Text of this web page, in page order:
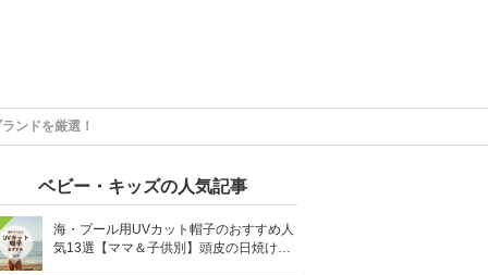
ンドを厳選！
ベビー・キッズの人気記事
海・プール用UVカット帽子のおすすめ人
気13選【ママ＆子供別】頭皮の日焼け対